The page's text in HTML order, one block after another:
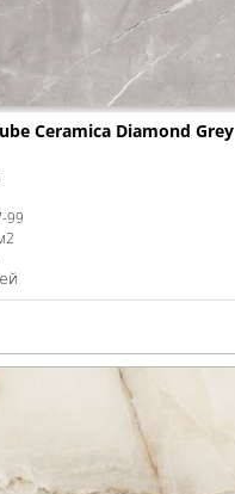
Ceramica Diamond Grey
-99
2